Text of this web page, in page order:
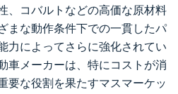
、コバルトなどの高価な原材料
まな動作条件下での一貫したパ
力によってさらに強化されてい
車メーカーは、特にコストが消
要な役割を果たすマスマーケッ